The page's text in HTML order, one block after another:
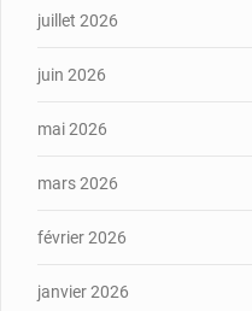
juillet 2026
juin 2026
mai 2026
mars 2026
février 2026
janvier 2026